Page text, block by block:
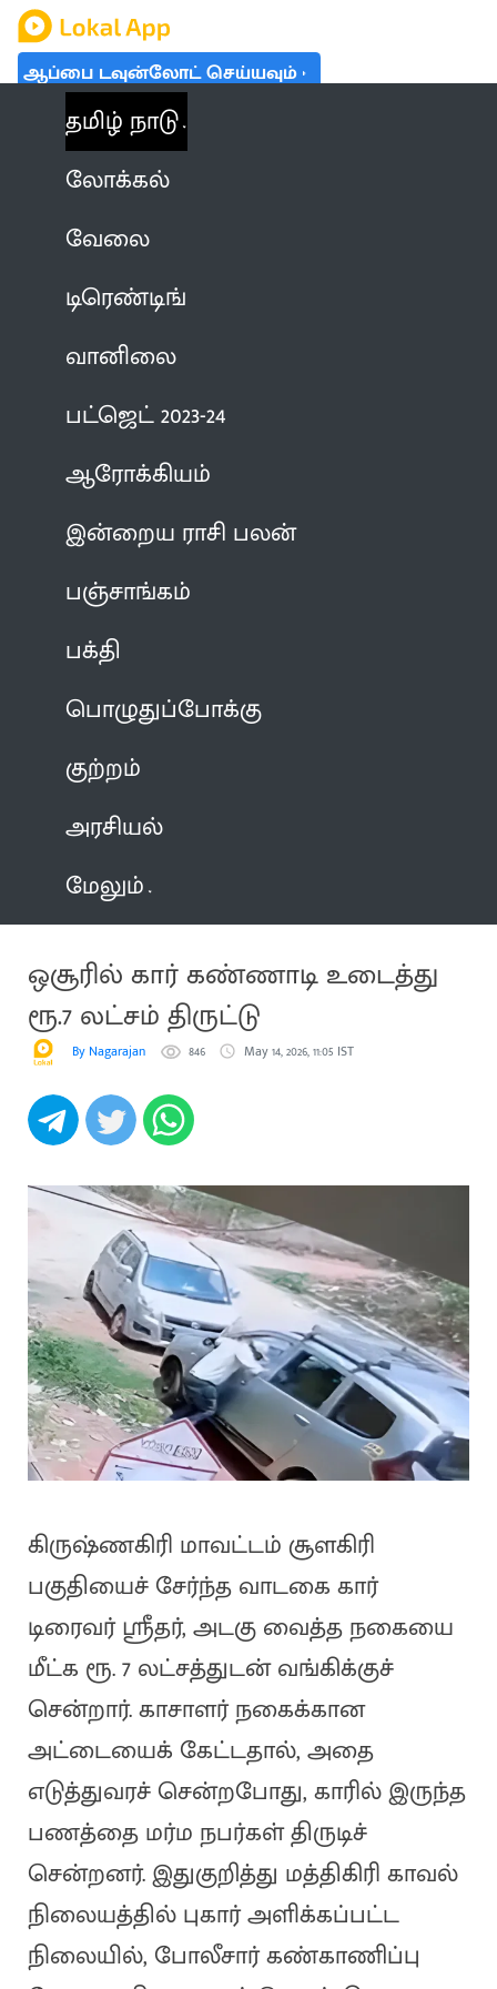
ஆப்பை டவுன்லோட் செய்யவும்
தமிழ் நாடு
லோக்கல்
வேலை
டிரெண்டிங்
வானிலை
பட்ஜெட் 2023-24
ஆரோக்கியம்
இன்றைய ராசி பலன்
பஞ்சாங்கம்
பக்தி
பொழுதுப்போக்கு
குற்றம்
அரசியல்
மேலும்
ஒசூரில் கார் கண்ணாடி உடைத்து
ரூ.7 லட்சம் திருட்டு
By Nagarajan 846 May 14, 2026, 11:05 IST
கிருஷ்ணகிரி மாவட்டம் சூளகிரி
பகுதியைச் சேர்ந்த வாடகை கார்
டிரைவர் ஸ்ரீதர், அடகு வைத்த நகையை
மீட்க ரூ. 7 லட்சத்துடன் வங்கிக்குச்
சென்றார். காசாளர் நகைக்கான
அட்டையைக் கேட்டதால், அதை
எடுத்துவரச் சென்றபோது, காரில் இருந்த
பணத்தை மர்ம நபர்கள் திருடிச்
சென்றனர். இதுகுறித்து மத்திகிரி காவல்
நிலையத்தில் புகார் அளிக்கப்பட்ட
நிலையில், போலீசார் கண்காணிப்பு